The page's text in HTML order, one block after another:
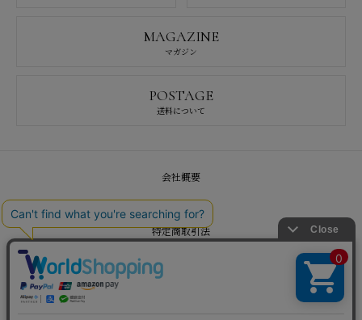
MAGAZINE
マガジン
POSTAGE
送料について
会社概要
採用情報
特定商取引法
プライバシーポリシー